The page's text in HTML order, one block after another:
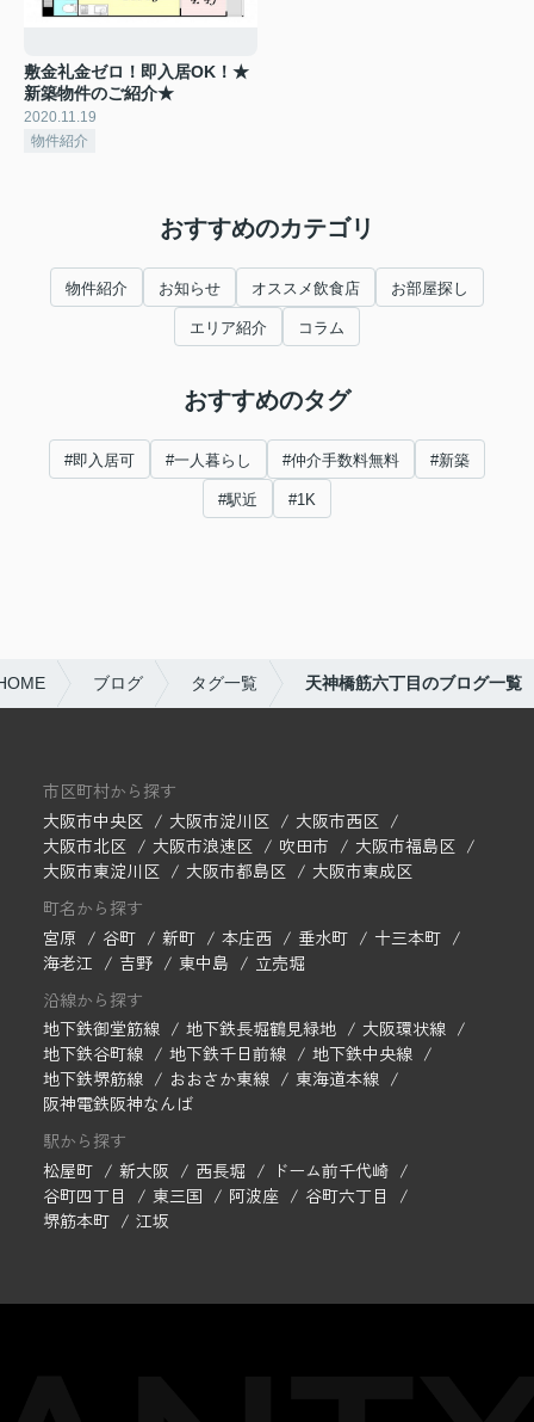
敷金礼金ゼロ！即入居OK！★
新築物件のご紹介★
2020.11.19
物件紹介
おすすめのカテゴリ
物件紹介 お知らせ オススメ飲食店 お部屋探し
エリア紹介 コラム
おすすめのタグ
#即入居可 #一人暮らし #仲介手数料無料 #新築
#駅近 #1K
ブログ タグ一覧 天神橋筋六丁目のブログ一覧
市区町村から探す
大阪市中央区
大阪市淀川区
大阪市西区
大阪市北区
大阪市浪速区 吹田市
大阪市福島区
大阪市東淀川区
大阪市都島区
大阪市東成区
町名から探す
宮原
谷町 新町 本庄西 垂水町
十三本町
海老江
吉野 東中島
立売堀
沿線から探す
地下鉄御堂筋線
地下鉄長堀鶴見緑地
大阪環状線
地下鉄谷町線
地下鉄千日前線
地下鉄中央線
地下鉄堺筋線
おおさか東線
東海道本線
阪神電鉄阪神なんば
駅から探す
松屋町
新大阪 西長堀
ドーム前千代崎
谷町四丁目
東三国 阿波座
谷町六丁目
堺筋本町
江坂